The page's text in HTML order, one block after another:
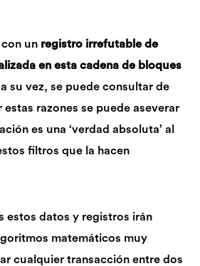
un registro irrefutable de
en esta cadena de bloques
su vez, se puede consultar de
estas razones se puede aseverar
es una ‘verdad absoluta’ al
filtros que la hacen
estos datos y registros irán
matemáticos muy
cualquier transacción entre dos